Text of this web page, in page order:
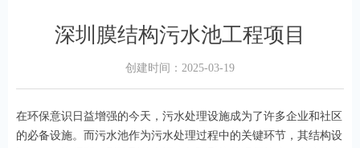
深圳膜结构污水池工程项目
在环保意识日益增强的今天，污水处理设施成为了许多企业和社区
的必备设施。而污水池作为污水处理过程中的关键环节，其结构设
创建时间： 2025-03-19